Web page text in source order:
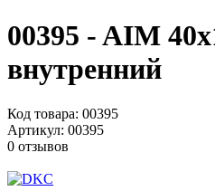
00395 - AIM
внутренний
Код товара: 00395
Артикул: 00395
0 отзывов